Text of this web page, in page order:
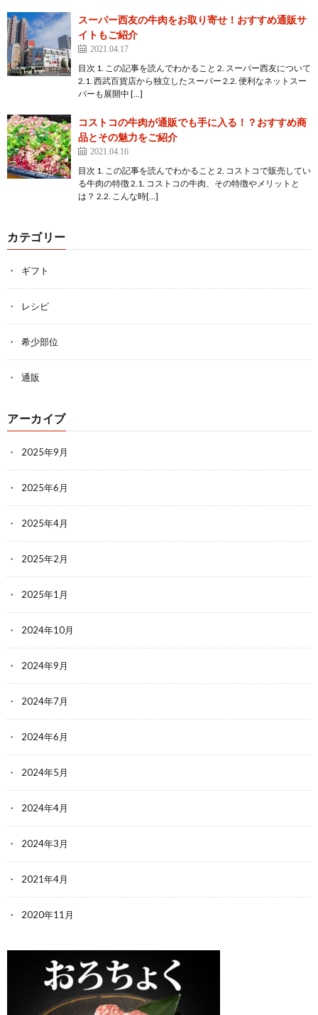
スーパー西友の牛肉をお取り寄せ！おすすめ通販サ
イトもご紹介
2021.04.17
目次 1. この記事を読んでわかること 2. スーパー西友について
2.1. 西武百貨店から独立したスーパー 2.2. 便利なネットスー
パーも展開中 […]
コストコの牛肉が通販でも手に入る！？おすすめ商
品とその魅力をご紹介
2021.04.16
目次 1. この記事を読んでわかること 2. コストコで販売してい
る牛肉の特徴 2.1. コストコの牛肉、その特徴やメリットと
は？ 2.2. こんな時[…]
カテゴリー
ギフト
レシピ
希少部位
通販
アーカイブ
2025年9月
2025年6月
2025年4月
2025年2月
2025年1月
2024年10月
2024年9月
2024年7月
2024年6月
2024年5月
2024年4月
2024年3月
2021年4月
2020年11月